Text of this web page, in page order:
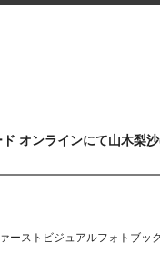
オンラインにて山木
ーストビジュアルフォトブ